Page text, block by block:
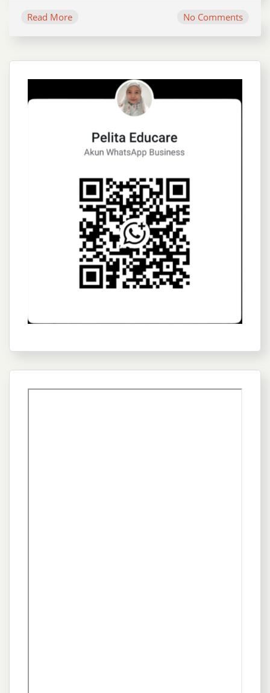
Read More No Comments